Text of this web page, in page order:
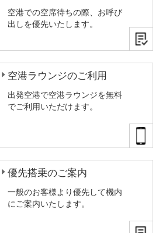
空港での空席待ちの際、お呼び
出しを優先いたします。
空港ラウンジのご利用
出発空港で空港ラウンジを無料
でご利用いただけます。
優先搭乗のご案内
一般のお客様より優先して機内
にご案内いたします。